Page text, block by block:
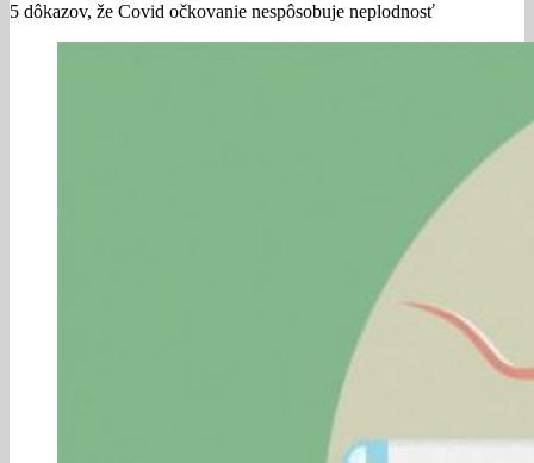
5 dôkazov, že Covid očkovanie nespôsobuje neplodnosť